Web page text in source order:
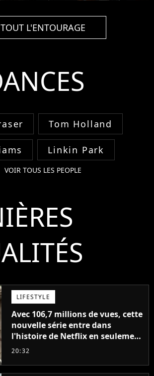
TOUT L'ENTOURAGE
Tom Holland
Linkin Park
VOIR TOUS LES PEOPLE
LIFESTYLE
Avec 106,7 millions de vues, cette
nouvelle série entre dans
l'histoire de Netflix en seulement
48 jours
20:32